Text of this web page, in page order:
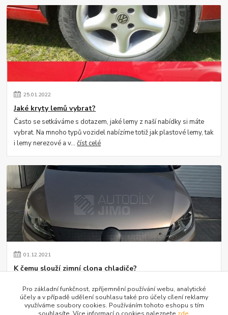
25.01.2022
Jaké kryty lemů vybrat?
Často se setkáváme s dotazem, jaké lemy z naší nabídky si máte
vybrat. Na mnoho typů vozidel nabízíme totiž jak plastové lemy, tak
i lemy nerezové a v...číst celé
01.12.2021
K čemu slouží zimní clona chladiče?
clona na vozidlu slouží. Jistě si vzpomínáte, jak se kdysi za masky
dávaly staré kart...číst celé
Pro základní funkčnost, zpříjemnění používání webu, analytické
účely a v případě udělení souhlasu také pro účely cílení reklamy
využíváme soubory cookies. Používáním tohoto eshopu s tím